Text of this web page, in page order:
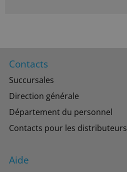
Contacts
Succursales
Direction générale
Département du personnel
Contacts pour les distributeurs
Aide